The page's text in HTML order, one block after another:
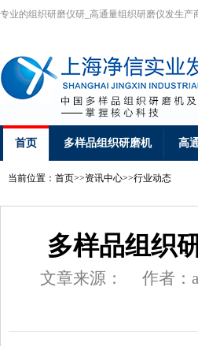
专业的组织研磨仪研_高通量组织研磨仪发生产
首页 多样品组织研磨机 高
当前位置： 首页>>资讯中心>>行业动态
多样品组织
文章来源： 作者：